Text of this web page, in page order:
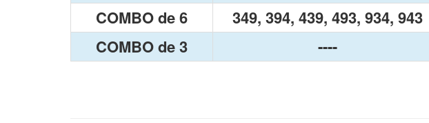
COMBO de 6 349, 394, 439, 493, 934, 943
COMBO de 3
----